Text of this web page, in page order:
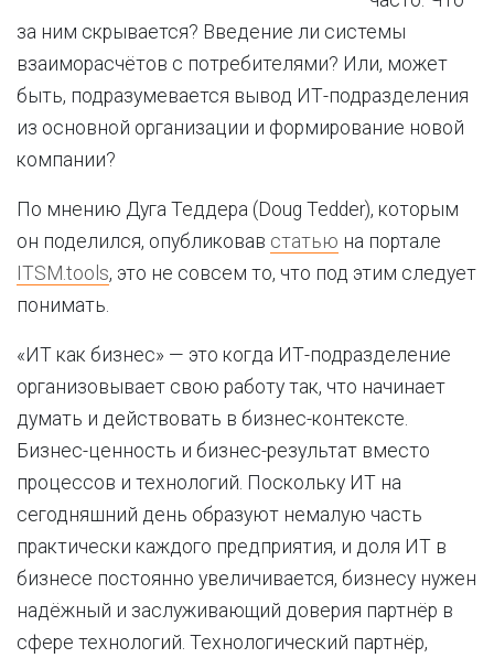
за ним скрывается? Введение ли системы
взаиморасчётов с потребителями? Или, может
быть, подразумевается вывод ИТ-подразделения
из основной организации и формирование новой
компании?
По мнению Дуга Теддера (Doug Tedder), которым
он поделился, опубликовав статью на портале
ITSM.tools, это не совсем то, что под этим следует
понимать.
«ИТ как бизнес» — это когда ИТ-подразделение
организовывает свою работу так, что начинает
думать и действовать в бизнес-контексте.
Бизнес-ценность и бизнес-результат вместо
процессов и технологий. Поскольку ИТ на
сегодняшний день образуют немалую часть
практически каждого предприятия, и доля ИТ в
бизнесе постоянно увеличивается, бизнесу нужен
надёжный и заслуживающий доверия партнёр в
сфере технологий. Технологический партнёр,